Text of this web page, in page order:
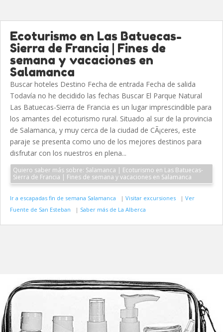
Ecoturismo en Las Batuecas-
Sierra de Francia | Fines de
semana y vacaciones en
Salamanca
Buscar hoteles Destino Fecha de entrada Fecha de salida
Todavía no he decidido las fechas Buscar El Parque Natural
Las Batuecas-Sierra de Francia es un lugar imprescindible para
los amantes del ecoturismo rural. Situado al sur de la provincia
de Salamanca, y muy cerca de la ciudad de CÃ¡ceres, este
paraje se presenta como uno de los mejores destinos para
disfrutar con los nuestros en plena...
Quiero saber más sobre: Salamanca | Ecoturismo en Las Batuecas-
Sierra de Francia | Fines de semana y vacaciones en Salamanca
Ir a escapadas fin de semana Salamanca | Visitar excursiones | Ver
Fuente de San Esteban
| Saber más de La Alberca